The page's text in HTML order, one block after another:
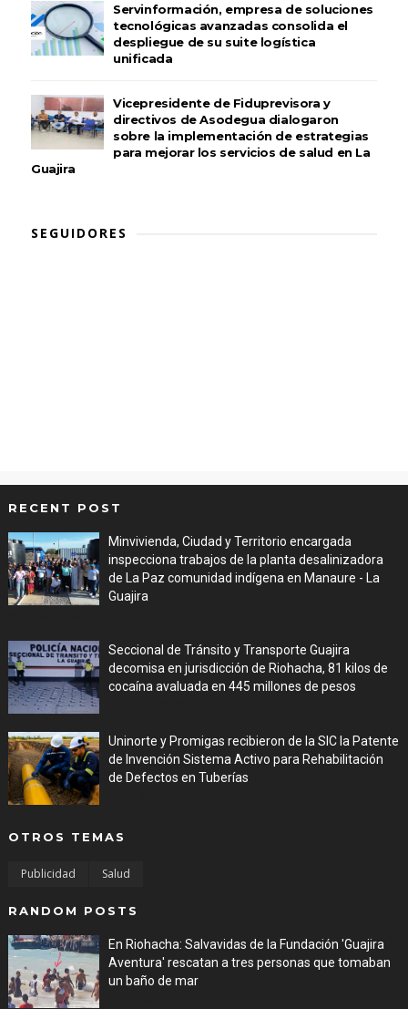
Servinformación, empresa de soluciones
tecnológicas avanzadas consolida el
despliegue de su suite logística
unificada
Vicepresidente de Fiduprevisora y
directivos de Asodegua dialogaron
sobre la implementación de estrategias
para mejorar los servicios de salud en La
Guajira
SEGUIDORES
RECENT POST
Minvivienda, Ciudad y Territorio encargada
inspecciona trabajos de la planta desalinizadora
de La Paz comunidad indígena en Manaure - La
Guajira
Seccional de Tránsito y Transporte Guajira
decomisa en jurisdicción de Riohacha, 81 kilos de
cocaína avaluada en 445 millones de pesos
Uninorte y Promigas recibieron de la SIC la Patente
de Invención Sistema Activo para Rehabilitación
de Defectos en Tuberías
OTROS TEMAS
Publicidad Salud
RANDOM POSTS
En Riohacha: Salvavidas de la Fundación 'Guajira
Aventura' rescatan a tres personas que tomaban
un baño de mar